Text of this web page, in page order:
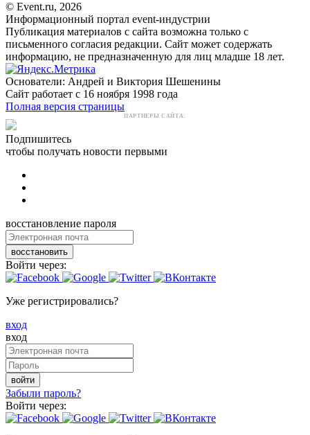
© Event.ru, 2026
Информационный портал event-индустрии
Публикация материалов с сайта возможна только с
письменного согласия редакции. Сайт может содержать
информацию, не предназначенную для лиц младше 18 лет.
Основатели: Андрей и Виктория Шешенины
Сайт работает с 16 ноября 1998 года
Полная версия страницы
ПАРТНЕРЫ САЙТА:
Подпишитесь
чтобы получать новости первыми
восстановление пароля
восстановить
Войти через:
Уже регистрировались?
вход
вход
войти
Забыли пароль?
Войти через: